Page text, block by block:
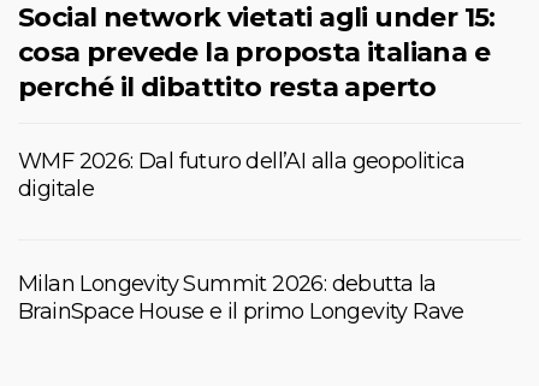
Social network vietati agli under 15:
cosa prevede la proposta italiana e
perché il dibattito resta aperto
WMF 2026: Dal futuro dell’AI alla geopolitica
digitale
Milan Longevity Summit 2026: debutta la
BrainSpace House e il primo Longevity Rave